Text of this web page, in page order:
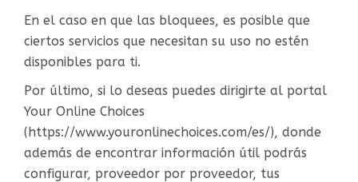
En el caso en que las bloquees, es posible que
ciertos servicios que necesitan su uso no estén
disponibles para ti.
Por último, si lo deseas puedes dirigirte al portal
Your Online Choices
(https://www.youronlinechoices.com/es/), donde
además de encontrar información útil podrás
configurar, proveedor por proveedor, tus